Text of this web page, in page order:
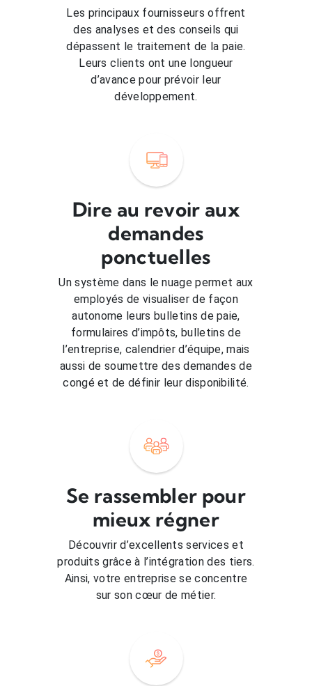
Les principaux fournisseurs offrent
des analyses et des conseils qui
dépassent le traitement de la paie.
Leurs clients ont une longueur
d’avance pour prévoir leur
développement.
Dire au revoir aux
demandes
ponctuelles
Un système dans le nuage permet aux
employés de visualiser de façon
autonome leurs bulletins de paie,
formulaires d’impôts, bulletins de
l’entreprise, calendrier d’équipe, mais
aussi de soumettre des demandes de
congé et de définir leur disponibilité.
Se rassembler pour
mieux régner
Découvrir d’excellents services et
produits grâce à l’intégration des tiers.
Ainsi, votre entreprise se concentre
sur son cœur de métier.